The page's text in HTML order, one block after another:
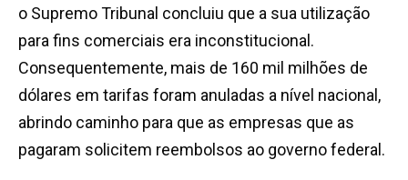
o Supremo Tribunal concluiu que a sua utilização
para fins comerciais era inconstitucional.
Consequentemente, mais de 160 mil milhões de
dólares em tarifas foram anuladas a nível nacional,
abrindo caminho para que as empresas que as
pagaram solicitem reembolsos ao governo federal.